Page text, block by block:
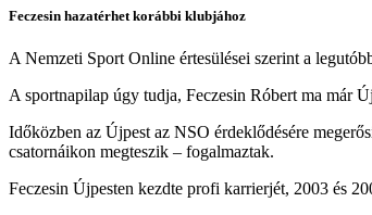
Feczesin hazatérhet korábbi klubjához
A Nemzeti Sport Online értesülései szerint a
A sportnapilap úgy tudja, Feczesin Róbert ma már
Időközben az Újpest az NSO érdeklődésére
csatornáikon megteszik – fogalmaztak.
Feczesin Újpesten kezdte profi karrierjét, 2003 és